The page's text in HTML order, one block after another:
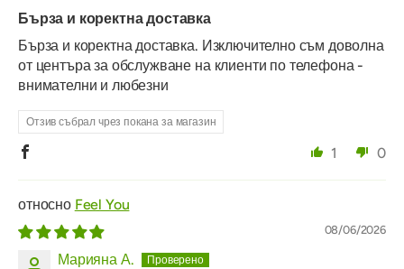
Бърза и коректна доставка
Бърза и коректна доставка. Изключително съм доволна
от центъра за обслужване на клиенти по телефона -
внимателни и любезни
Отзив събрал чрез покана за магазин
1 0
Feel You
08/06/2026
Марияна А.